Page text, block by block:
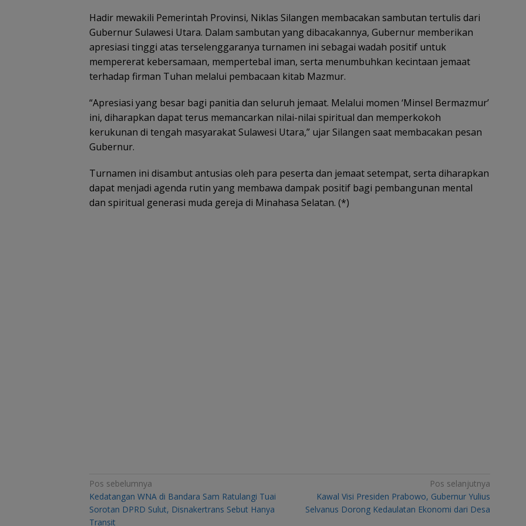
Hadir mewakili Pemerintah Provinsi, Niklas Silangen membacakan sambutan tertulis dari
Gubernur Sulawesi Utara. Dalam sambutan yang dibacakannya, Gubernur memberikan
apresiasi tinggi atas terselenggaranya turnamen ini sebagai wadah positif untuk
mempererat kebersamaan, mempertebal iman, serta menumbuhkan kecintaan jemaat
terhadap firman Tuhan melalui pembacaan kitab Mazmur.
“Apresiasi yang besar bagi panitia dan seluruh jemaat. Melalui momen ‘Minsel Bermazmur’
ini, diharapkan dapat terus memancarkan nilai-nilai spiritual dan memperkokoh
kerukunan di tengah masyarakat Sulawesi Utara,” ujar Silangen saat membacakan pesan
Gubernur.
Turnamen ini disambut antusias oleh para peserta dan jemaat setempat, serta diharapkan
dapat menjadi agenda rutin yang membawa dampak positif bagi pembangunan mental
dan spiritual generasi muda gereja di Minahasa Selatan. (*)
Navigasi
pos
Pos sebelumnya
Kedatangan WNA di Bandara Sam Ratulangi Tuai
Sorotan DPRD Sulut, Disnakertrans Sebut Hanya
Transit
Pos selanjutnya
Kawal Visi Presiden Prabowo, Gubernur Yulius
Selvanus Dorong Kedaulatan Ekonomi dari Desa